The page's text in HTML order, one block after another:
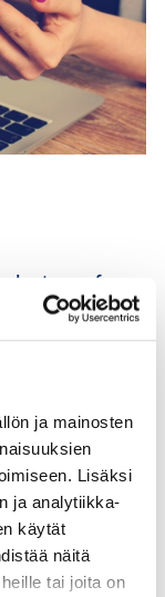
ja mainosten
Lisäksi
ja analytiikka-
käytät
näitä
tai joita on
of
experts and
EXPERTS